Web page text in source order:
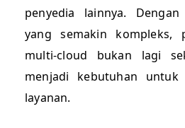
penyedia lainnya.
yang semakin kompleks,
multi-cloud bukan lagi
menjadi kebutuhan untuk
layanan.